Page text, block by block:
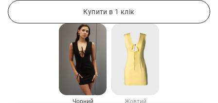
Купити в 1 клік
Чорний Жовтий
Чорна сукня міні із зав'язкою на ліфі (арт. 47831) ♡ інтернет-